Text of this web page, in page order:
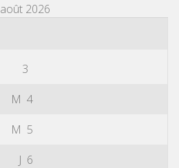
août 2026
3
M 4
M 5
J 6